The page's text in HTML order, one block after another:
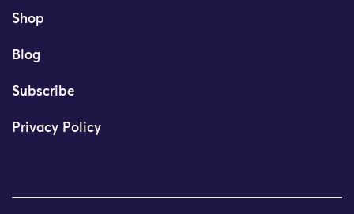
Shop
Blog
Subscribe
Privacy Policy